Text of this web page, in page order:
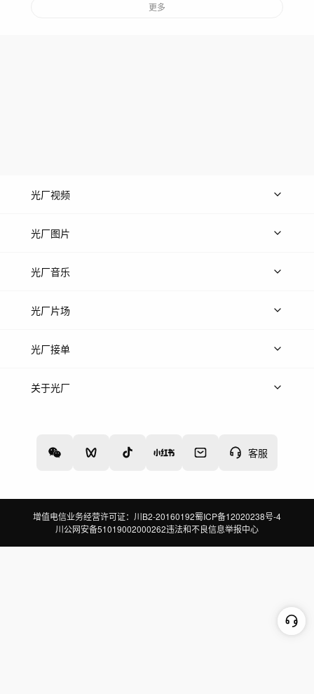
更多
客服
光厂视频
上传视频
光厂图片
上传图片
光厂音乐
热门音乐
光厂片场
上传案例
光厂接单
上架服务
关于光厂
增值电信业务经营许可证：川B2-20160192蜀ICP备12020238号-4
川公网安备51019002000262违法和不良信息举报中心